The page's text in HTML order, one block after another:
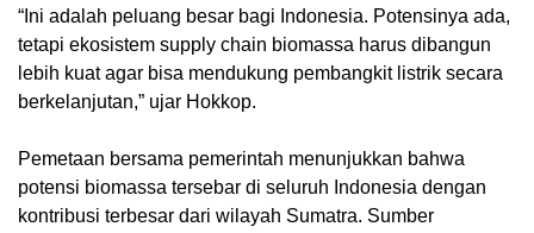
‎“Ini adalah peluang besar bagi Indonesia. Potensinya ada,
tetapi ekosistem supply chain biomassa harus dibangun
lebih kuat agar bisa mendukung pembangkit listrik secara
berkelanjutan,” ujar Hokkop.
Pemetaan bersama pemerintah menunjukkan bahwa
potensi biomassa tersebar di seluruh Indonesia dengan
kontribusi terbesar dari wilayah Sumatra. Sumber